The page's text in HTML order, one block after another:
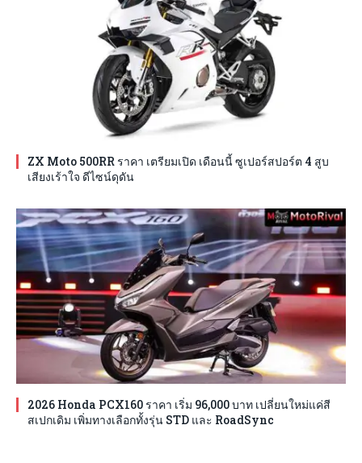
ZX Moto 500RR ราคา เตรียมเปิด เดือนนี้ ซูเปอร์สปอร์ต 4 สูบ
เสียงเร้าใจ ดีไซน์ดุดัน
2026 Honda PCX160 ราคา เริ่ม 96,000 บาท เปลี่ยนใหม่แค่สี
สเปกเดิม เพิ่มทางเลือกทั้งรุ่น STD และ RoadSync